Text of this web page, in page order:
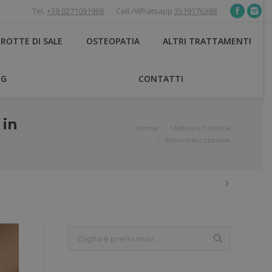
Tel. +39 0271091968 Cell./Whatsapp 3519176388
DI SALE OSTEOPATIA ALTRI TRATTAMENTI
CONTATTI
Home
Medicina Estetica
Biorivitalizzazione